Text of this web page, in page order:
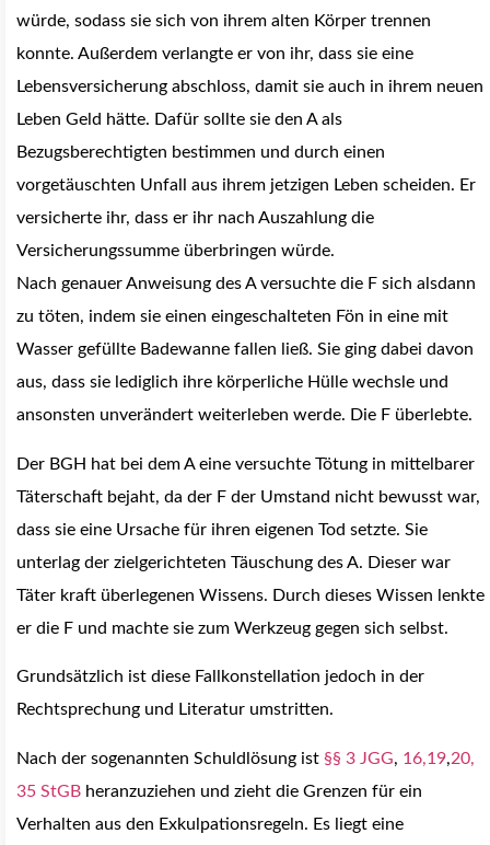
würde, sodass sie sich von ihrem alten Körper trennen
konnte. Außerdem verlangte er von ihr, dass sie eine
Lebensversicherung abschloss, damit sie auch in ihrem neuen
Leben Geld hätte. Dafür sollte sie den A als
Bezugsberechtigten bestimmen und durch einen
vorgetäuschten Unfall aus ihrem jetzigen Leben scheiden. Er
versicherte ihr, dass er ihr nach Auszahlung die
Versicherungssumme überbringen würde.
Nach genauer Anweisung des A versuchte die F sich alsdann
zu töten, indem sie einen eingeschalteten Fön in eine mit
Wasser gefüllte Badewanne fallen ließ. Sie ging dabei davon
aus, dass sie lediglich ihre körperliche Hülle wechsle und
ansonsten unverändert weiterleben werde. Die F überlebte.
Der BGH hat bei dem A eine versuchte Tötung in mittelbarer
Täterschaft bejaht, da der F der Umstand nicht bewusst war,
dass sie eine Ursache für ihren eigenen Tod setzte. Sie
unterlag der zielgerichteten Täuschung des A. Dieser war
Täter kraft überlegenen Wissens. Durch dieses Wissen lenkte
er die F und machte sie zum Werkzeug gegen sich selbst.
Grundsätzlich ist diese Fallkonstellation jedoch in der
Rechtsprechung und Literatur umstritten.
Nach der sogenannten Schuldlösung ist §§ 3 JGG, 16,19,20,
35 StGB heranzuziehen und zieht die Grenzen für ein
Verhalten aus den Exkulpationsregeln. Es liegt eine